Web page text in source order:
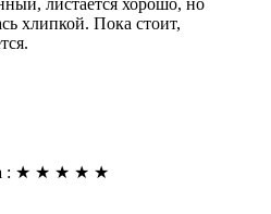
хлипкой. Пока стоит,
: ★ ★ ★ ★ ★